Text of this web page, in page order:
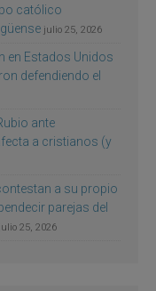
católico
julio 25, 2026
en Estados Unidos
defendiendo el
ante
a cristianos (y
a su propio
parejas del
julio 25, 2026